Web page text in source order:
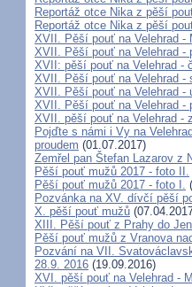
Reportáž otce Nika z pěší
Reportáž otce Nika z pěší
XVII. Pěší pouť na Velehrad -
XVII. Pěší pouť na Velehrad -
XVII: pěší pouť na Velehrad -
XVII. Pěší pouť na Velehrad -
XVII. Pěší pouť na Velehrad -
XVII. Pěší pouť na Velehrad -
XVII. pěší pouť na Velehrad -
Pojďte s námi i Vy na
proudem (01.07.2017)
Zemřel pan Štefan Lazarov z
Pěší pouť mužů 2017 - foto II.
Pěší pouť mužů 2017 - foto I.
Pozvánka na XV. dívčí pěší
X. pěší pouť mužů
XIII. Pěší pouť z Prahy do
Pěší pouť mužů z Vranova
Pozvání na VII.
28.9. 2016 (19.09.2016)
XVI. pěší pouť na Velehrad -